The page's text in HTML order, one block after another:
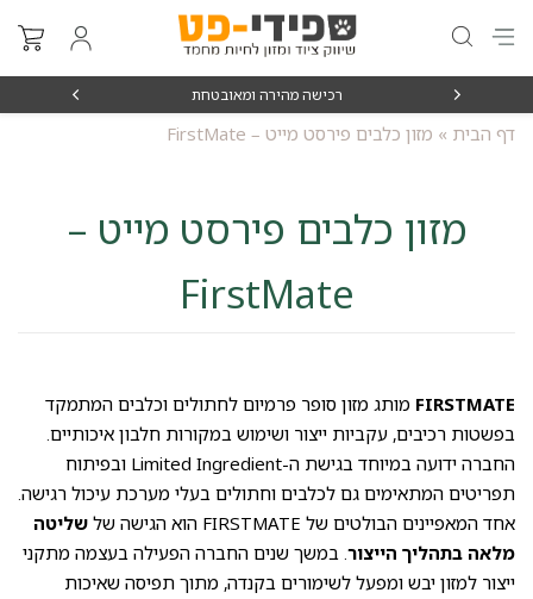
מהירה ומאובטחת
דף הבית » מזון כלבים פירסט מייט – FirstMate
מזון כלבים פירסט מייט –
FirstMate
FIRSTMATE מותג מזון סופר פרמיום לחתולים וכלבים המתמקד
בפשטות רכיבים, עקביות ייצור ושימוש במקורות חלבון איכותיים.
החברה ידועה במיוחד בגישת ה-Limited Ingredient ובפיתוח
תפריטים המתאימים גם לכלבים וחתולים בעלי מערכת עיכול רגישה.
אחד המאפיינים הבולטים של FIRSTMATE הוא הגישה של
שליטה
מלאה בתהליך הייצור. במשך שנים החברה הפעילה בעצמה מתקני
ייצור למזון יבש ומפעל לשימורים בקנדה, מתוך תפיסה שאיכות